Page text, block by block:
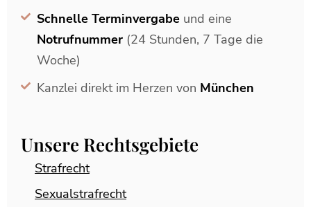
Schnelle Terminvergabeund eine
Notrufnummer(24 Stunden, 7 Tage die
Woche)
Kanzlei direkt im Herzen von München
Unsere Rechtsgebiete
Strafrecht
Sexualstrafrecht